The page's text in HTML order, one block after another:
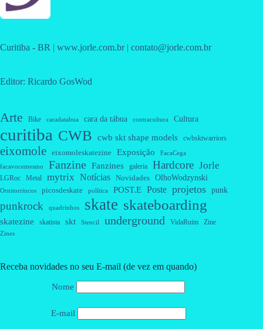
Curitiba - BR | www.jorle.com.br | contato@jorle.com.br
Editor: Ricardo GosWod
Arte Bike caradatabua cara da tábua contracultura Cultura
curitiba CWB cwb skt shape models cwbsktwarriors
eixomole eixomoleskatezine Exposição FacaCega
facavocemesmo Fanzine Fanzines galeria Hardcore Jorle
LGRoc Metal mytrix Notícias Novidades OlhoWodzynski
Ornitorrincos picosdeskate política POST.E Poste projetos punk
punkrock quadrinhos skate skateboarding
skatezine skatista skt Stencil underground VidaRuim Zine
Zines
Receba novidades no seu E-mail (de vez em quando)
Nome
E-mail